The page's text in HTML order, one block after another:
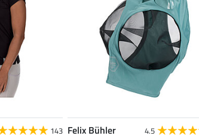
143 Felix Bühler 4.5